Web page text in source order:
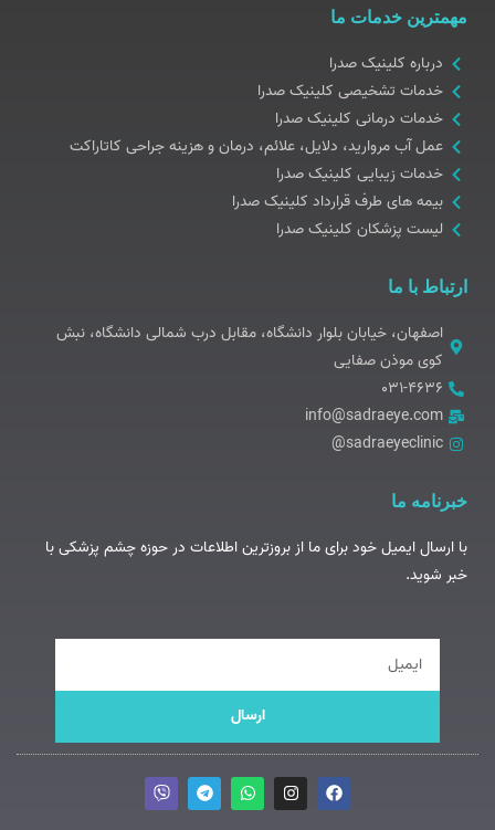
مهمترین خدمات ما
درباره کلینیک صدرا
خدمات تشخیصی کلینیک صدرا
خدمات درمانی کلینیک صدرا
عمل آب مروارید، دلایل، علائم، درمان و هزینه جراحی کاتاراکت
خدمات زیبایی کلینیک صدرا
بیمه های طرف قرارداد کلینیک صدرا
لیست پزشکان کلینیک صدرا
ارتباط با ما
اصفهان، خیابان بلوار دانشگاه، مقابل درب شمالی دانشگاه، نبش
کوی موذن صفایی
۰۳۱-۴۶۳۶
info@sadraeye.com
sadraeyeclinic@
خبرنامه ما
با ارسال ایمیل خود برای ما از بروزترین اطلاعات در حوزه چشم پزشکی با
خبر شوید.
ارسال
F
a
c
I
n
s
W
h
a
T
e
l
V
i
b